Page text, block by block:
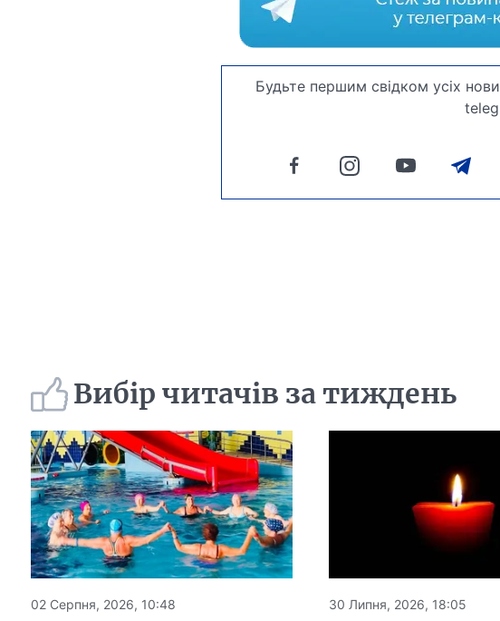
Будьте першим свідком усіх
Вибір читачів за тиждень
02 Серпня, 2026, 10:48 30 Липня, 2026, 18:05